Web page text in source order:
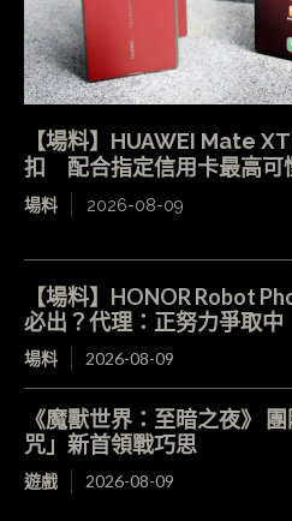
【場料】HUAWEI Mate
扣 配合指定信用卡最高可
場料 2026-08-09
【場料】HONOR Robot
必出？代理：正努力爭取中
場料 2026-08-09
《魔獸世界：至暗之夜》
咒」新首領戰巧思
遊戲 2026-08-09